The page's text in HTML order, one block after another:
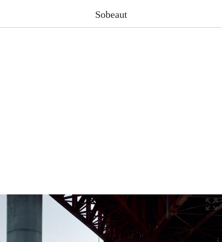
Sobeaut